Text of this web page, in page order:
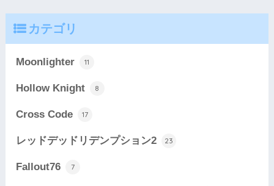
カテゴリ
Moonlighter 11
Hollow Knight 8
Cross Code 17
レッドデッドリデンプション2 23
Fallout76 7